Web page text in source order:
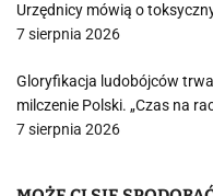
Urzędnicy mówią o
7 sierpnia 2026
Gloryfikacja ludobójców
milczenie Polski. „Czas na
7 sierpnia 2026